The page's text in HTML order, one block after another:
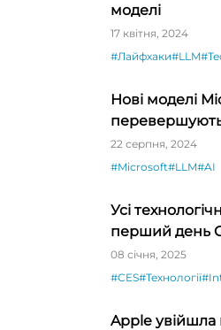
моделі
17 квітня, 2024
#Лайфхаки#LLM
Нові моделі
22 серпня, 2024
#Microsoft#LLM#AI
Усі
перший день
08 січня, 2025
#CES#Технології
Apple увійшла